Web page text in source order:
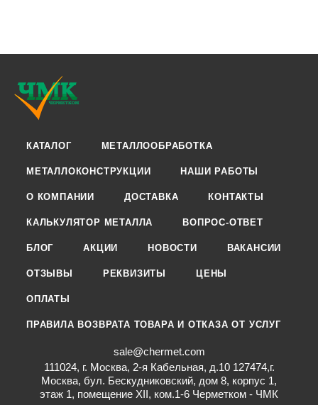
КАТАЛОГ МЕТАЛЛООБРАБОТКА
МЕТАЛЛОКОНСТРУКЦИИ НАШИ РАБОТЫ
О КОМПАНИИ ДОСТАВКА КОНТАКТЫ
КАЛЬКУЛЯТОР МЕТАЛЛА ВОПРОС-ОТВЕТ
БЛОГ АКЦИИ НОВОСТИ ВАКАНСИИ
ОТЗЫВЫ РЕКВИЗИТЫ ЦЕНЫ
ОПЛАТЫ
ПРАВИЛА ВОЗВРАТА ТОВАРА И ОТКАЗА ОТ УСЛУГ
sale@chermet.com
111024, г. Москва, 2-я Кабельная, д.10 127474,г.
Москва, бул. Бескудниковский, дом 8, корпус 1,
этаж 1, помещение XII, ком.1-6 Черметком - ЧМК